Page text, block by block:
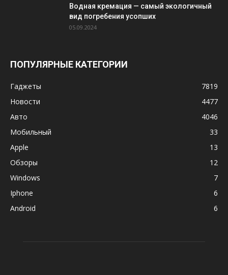
Водная кремация — самый экологичный
вид погребения усопших
05.09.2024
ПОПУЛЯРНЫЕ КАТЕГОРИИ
Гаджеты
7819
Новости
4477
Авто
4046
Мобильный
33
Apple
13
Обзоры
12
Windows
7
Iphone
6
Android
6